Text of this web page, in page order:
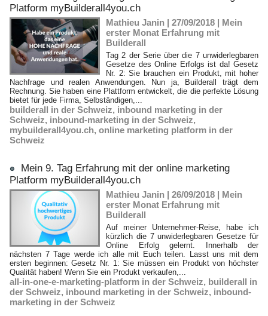
Platform myBuilderall4you.ch
Mathieu Janin | 27/09/2018 | Mein
erster Monat Erfahrung mit
Builderall
Tag 2 der Serie über die 7 unwiderlegbaren
Gesetze des Online Erfolgs ist da! Gesetz
Nr. 2: Sie brauchen ein Produkt, mit hoher
Nachfrage und realen Anwendungen. Nun ja, Builderall trägt dem
Rechnung. Sie haben eine Plattform entwickelt, die die perfekte Lösung
bietet für jede Firma, Selbständigen,...
builderall in der Schweiz, inbound marketing in der
Schweiz, inbound-marketing in der Schweiz,
mybuilderall4you.ch, online marketing platform in der
Schweiz
Mein 9. Tag Erfahrung mit der online marketing
Platform myBuilderall4you.ch
Mathieu Janin | 26/09/2018 | Mein
erster Monat Erfahrung mit
Builderall
Auf meiner Unternehmer-Reise, habe ich
kürzlich die 7 unwiderlegbaren Gesetze für
Online Erfolg gelernt. Innerhalb der
nächsten 7 Tage werde ich alle mit Euch teilen. Lasst uns mit dem
ersten beginnen: Gesetz Nr. 1: Sie müssen ein Produkt von höchster
Qualität haben! Wenn Sie ein Produkt verkaufen,...
all-in-one-e-marketing-platform in der Schweiz, builderall in
der Schweiz, inbound marketing in der Schweiz, inbound-
marketing in der Schweiz